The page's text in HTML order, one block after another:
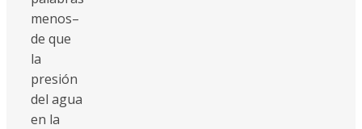
menos–
de que
la
presión
del agua
en la